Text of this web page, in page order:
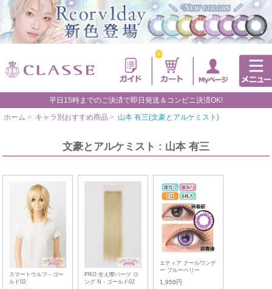
0
平日15時までのご決済で即日発送＆コンビニ決済OK!
ホーム > キャラ別おすすめ商品 > 山本 有三(文豪とアルケミスト)
文豪とアルケミスト : 山本 有三
スマートウルフ - ゴー
ルド02
PRO 生え際パーツ ロ
ング N - ゴールド02
エティア クールワンデ
ー ブルーベリー
1,958円